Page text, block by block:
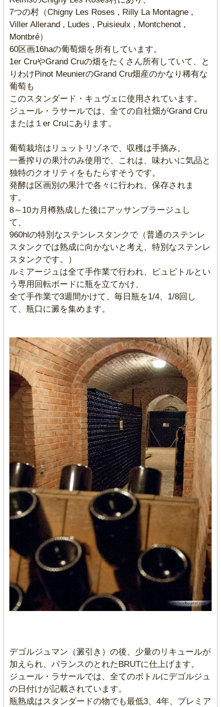
7つの村（Chigny Les Roses , Rilly La Montagne ,
Viller Allerand , Ludes , Puisieulx , Montchenot ,
Montbré）
60区画16haの葡萄畑を所有しています。
1er CruやGrand Cruの畑をたくさん所有していて、と
りわけPinot MeunierのGrand Cru畑産のかなり稀有な
葡萄も
このスタンダード・キュヴェに使用されています。
ジュール・ラサールでは、全ての自社畑がGrand Cru
または１er Cruにあります。
葡萄栽培はリュットリゾネで、収穫は手摘み。
一番搾りの果汁のみ使用で、これは、味わいに気品と
独特のクオリティをもたらすそうです。
発酵は区画別の果汁で各々に行われ、保存されま
す。
8～10カ月樽熟成した後にアッサンブラージュし
て、
960hlの特別なステンレスタンクで（普通のステンレ
スタンクでは熟成に向かないと考え、特別なステンレ
スタンクです。）
ルミアージュは全て手作業で行われ、ピュピトルとい
う専用回転ボードに瓶を立てかけ、
全て手作業で3週間かけて、毎日瓶を1/4、1/8回し
て、瓶口に澱を集めます。
デゴルジュマン（澱引き）の後、少量のリキュールが
加えられ、バランスのとれたBRUTに仕上げます。
ジュール・ラサールでは、全てのボトルにデゴルジュ
の日付けが記載されています。
瓶熟成はスタンダードの物でも最低3、4年、プレミア